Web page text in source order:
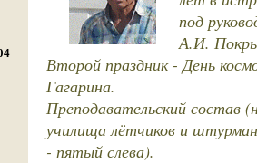
под
А.И.
Второй праздник - День
Гагарина.
Преподавательский состав
училища лётчиков и
- пятый слева).